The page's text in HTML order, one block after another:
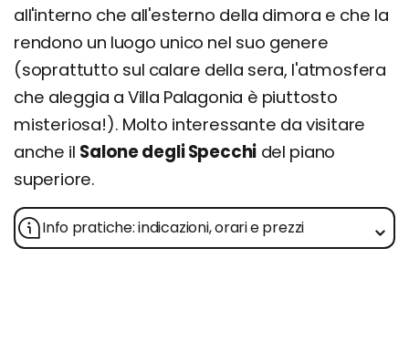
all'interno che all'esterno della dimora e che la
rendono un luogo unico nel suo genere
(soprattutto sul calare della sera, l'atmosfera
che aleggia a Villa Palagonia è piuttosto
misteriosa!). Molto interessante da visitare
anche il Salone degli Specchi del piano
superiore.
Info pratiche: indicazioni, orari e prezzi